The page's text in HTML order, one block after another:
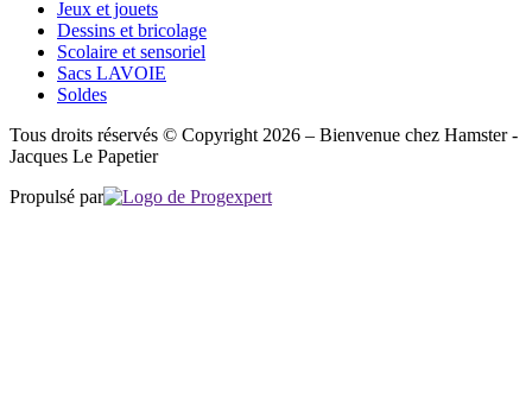
Jeux et jouets
Dessins et bricolage
Scolaire et sensoriel
Sacs LAVOIE
Soldes
Tous droits réservés © Copyright 2026 – Bienvenue chez Hamster -
Jacques Le Papetier
Propulsé par